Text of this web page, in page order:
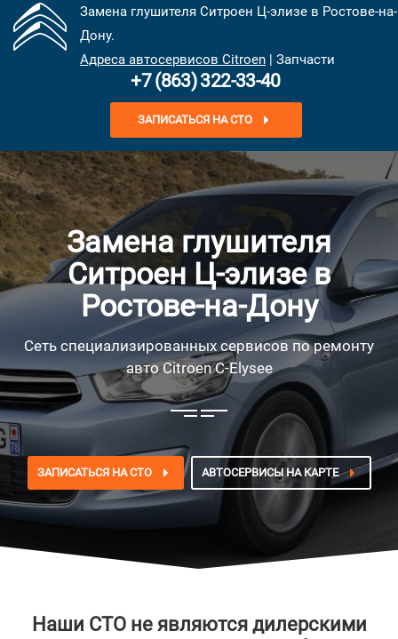
Замена глушителя Ситроен Ц-элизе в Ростове-на-
Дону.
Адреса автосервисов Citroen | Запчасти
+7 (863) 322-33-40
ЗАПИСАТЬСЯ НА СТО
Замена глушителя
Ситроен Ц-элизе в
Ростове-на-Дону
Сеть специализированных сервисов по ремонту
авто Citroen C-Elysee
ЗАПИСАТЬСЯ НА СТО АВТОСЕРВИСЫ НА КАРТЕ
Наши СТО не являются дилерскими